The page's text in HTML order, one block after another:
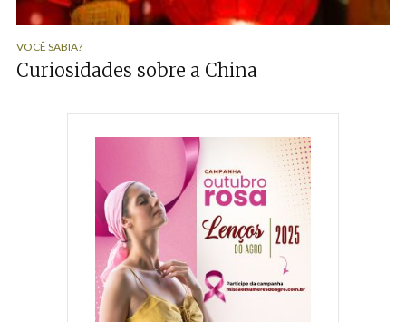
VOCÊ SABIA?
Curiosidades sobre a China